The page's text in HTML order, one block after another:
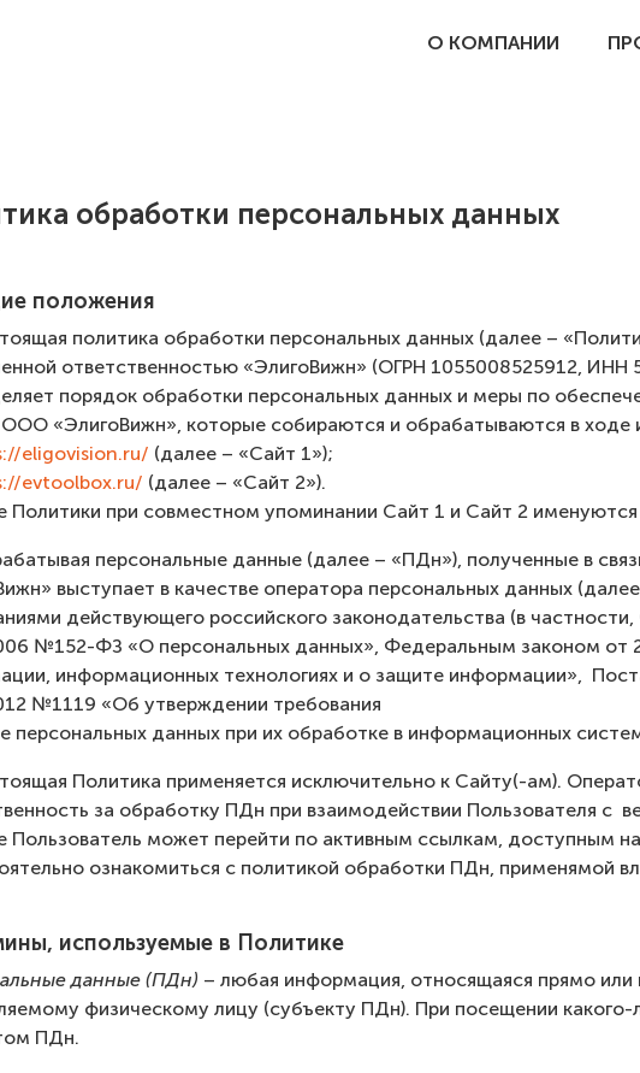
О КОМПАНИИ
обработки персональных данных
положения
политика обработки персональных данных (далее –
ответственностью «ЭлигоВижн» (ОГРН 1055008525912, ИНН
порядок обработки персональных данных и меры по
«ЭлигоВижн», которые собираются и обрабатываются в ходе
eligovision.ru/ (далее – «Сайт 1»);
evtoolbox.ru/ (далее – «Сайт 2»).
Политики при совместном упоминании Сайт 1 и Сайт 2
персональные данные (далее – «ПДн»), полученные в
выступает в качестве оператора персональных данных
действующего российского законодательства (в
№152-ФЗ «О персональных данных», Федеральным законом
информационных технологиях и о защите информации»,
№1119 «Об утверждении требования
персональных данных при их обработке в информационных
Политика применяется исключительно к Сайту(-ам).
за обработку ПДн при взаимодействии Пользователя с
Пользователь может перейти по активным ссылкам, доступным
ознакомиться с политикой обработки ПДн, применямой
используемые в Политике
данные (ПДн) – любая информация, относящаяся прямо или
физическому лицу (субъекту ПДн). При посещении какого-
ПДн.